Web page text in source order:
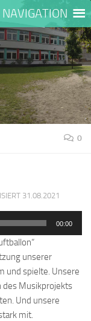
NAVIGATION
0
31.08.2021
00:00
unserer
und spielte. Unsere
des Musikprojekts
Und unsere
mit.